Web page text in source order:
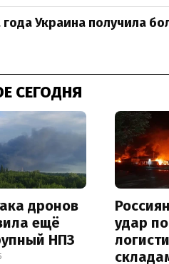
года Украина получила
СЕГОДНЯ
дронов
ещё
НПЗ
удар